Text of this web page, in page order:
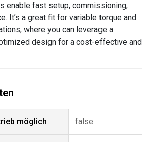
enable fast setup, commissioning,
It’s a great fit for variable torque and
where you can leverage a
design for a cost-effective and
möglich false